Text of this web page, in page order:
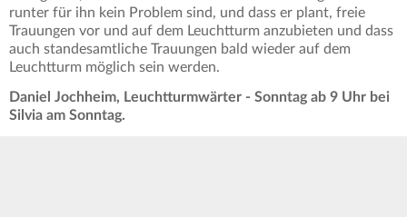
runter für ihn kein Problem sind, und dass er plant, freie
Trauungen vor und auf dem Leuchtturm anzubieten und dass
auch standesamtliche Trauungen bald wieder auf dem
Leuchtturm möglich sein werden.
Daniel Jochheim, Leuchtturmwärter - Sonntag ab 9 Uhr bei
Silvia am Sonntag.